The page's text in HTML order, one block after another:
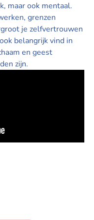
maar ook mentaal.
grenzen
je zelfvertrouwen
belangrijk vind in
en geest
zijn.